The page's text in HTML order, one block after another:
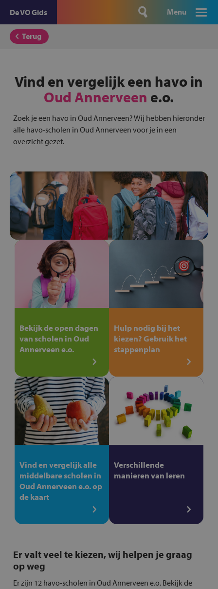
De VO Gids Menu
Terug
Vind en vergelijk een havo in
Oud Annerveen e.o.
Zoek je een havo in Oud Annerveen? Wij hebben hieronder
alle havo-scholen in Oud Annerveen voor je in een
overzicht gezet.
Bekijk de open dagen
van scholen in Oud
Annerveen e.o.
Hulp nodig bij het
kiezen? Gebruik het
stappenplan
Vind en vergelijk alle
middelbare scholen in
Oud Annerveen e.o. op
de kaart
Verschillende
manieren van leren
Er valt veel te kiezen, wij helpen je graag
op weg
Er zijn 12 havo-scholen in Oud Annerveen e.o. Bekijk de